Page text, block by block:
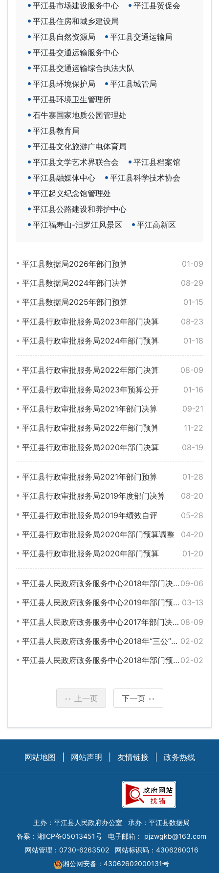
平江县市场建设服务中心
平江县贸促会
平江县住房和城乡建设局
平江县自然资源局
平江县交通运输局
平江县交通运输服务中心
平江县交通运输综合执法大队
平江县环境保护局
平江县城管局
平江县环境卫生管理所
石牛寨国家地质公园管理处
平江县教育局
平江县文化旅游广电体育局
平江县文学艺术界联合会
平江县档案馆
平江县融媒体中心
平江县科学技术协会
平江起义纪念馆管理处
平江县公路建设和养护中心
平江福寿山-汨罗江风景区
平江高新区
01-09
平江县数据局2026年部门预算
08-29
平江县数据局2024年部门决算
01-15
平江县数据局2025年部门预算
08-23
平江县行政审批服务局2023年部门决算
01-18
平江县行政审批服务局2024年部门预算
08-09
平江县行政审批服务局2022年部门决算
01-16
平江县行政审批服务局2023年预算公开
09-21
平江县行政审批服务局2021年部门决算
11-22
平江县行政审批服务局2022年部门预算
08-19
平江县行政审批服务局2020年部门决算
01-28
平江县行政审批服务局2021年部门预算
08-20
平江县行政审批服务局2019年度部门决算
05-28
平江县行政审批服务局2019年绩效自评
04-20
平江县行政审批服务局2020年部门预算调整
01-20
平江县行政审批服务局2020年部门预算
09-06
平江县人民政府政务服务中心2018年部门决算编报说明
03-13
平江县人民政府政务服务中心2019年部门预算编报说明
08-09
平江县人民政府政务服务中心2017年部门决算编报说明
02-02
平江县人民政府政务服务中心2018年“三公”经费预算公示
02-02
平江县人民政府政务服务中心2018年部门预算编报说明
<< 上一页 下一页 >>
网站地图 网站声明 友情链接 政务热线
主办：平江县人民政府办公室
承办：平江县数据局
备案： 湘ICP备05013451号 电子邮箱： pjzwgkb@163.com
网站管理：0730-6263502
网站标识码：4306260016
湘公网安备：43062602000131号